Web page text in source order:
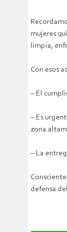
mujeres
limpia,
Con esos
– El
– Es
zona
– La
defensa